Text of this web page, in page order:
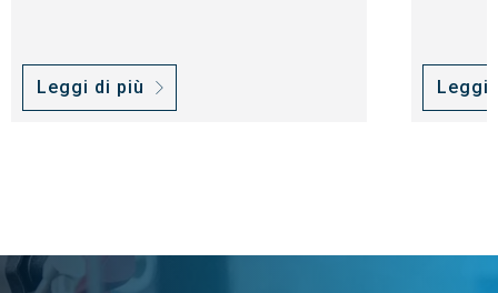
Leggi di più Leggi